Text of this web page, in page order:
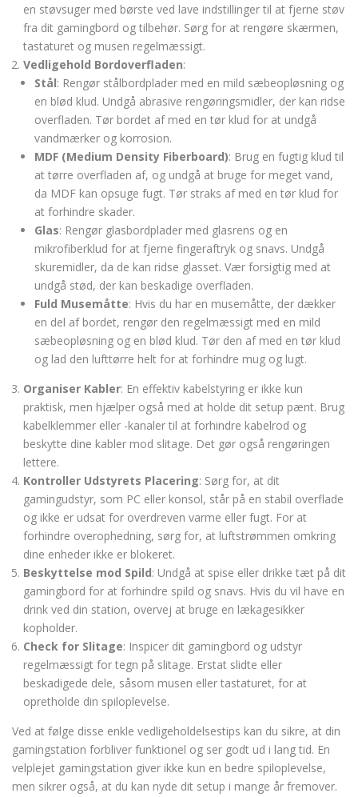
en støvsuger med børste ved lave indstillinger til at fjerne støv
fra dit gamingbord og tilbehør. Sørg for at rengøre skærmen,
tastaturet og musen regelmæssigt.
Vedligehold Bordoverfladen:
Stål: Rengør stålbordplader med en mild sæbeopløsning og
en blød klud. Undgå abrasive rengøringsmidler, der kan ridse
overfladen. Tør bordet af med en tør klud for at undgå
vandmærker og korrosion.
MDF (Medium Density Fiberboard): Brug en fugtig klud til
at tørre overfladen af, og undgå at bruge for meget vand,
da MDF kan opsuge fugt. Tør straks af med en tør klud for
at forhindre skader.
Glas: Rengør glasbordplader med glasrens og en
mikrofiberklud for at fjerne fingeraftryk og snavs. Undgå
skuremidler, da de kan ridse glasset. Vær forsigtig med at
undgå stød, der kan beskadige overfladen.
Fuld Musemåtte: Hvis du har en musemåtte, der dækker
en del af bordet, rengør den regelmæssigt med en mild
sæbeopløsning og en blød klud. Tør den af med en tør klud
og lad den lufttørre helt for at forhindre mug og lugt.
Organiser Kabler: En effektiv kabelstyring er ikke kun
praktisk, men hjælper også med at holde dit setup pænt. Brug
kabelklemmer eller -kanaler til at forhindre kabelrod og
beskytte dine kabler mod slitage. Det gør også rengøringen
lettere.
Kontroller Udstyrets Placering: Sørg for, at dit
gamingudstyr, som PC eller konsol, står på en stabil overflade
og ikke er udsat for overdreven varme eller fugt. For at
forhindre overophedning, sørg for, at luftstrømmen omkring
dine enheder ikke er blokeret.
Beskyttelse mod Spild: Undgå at spise eller drikke tæt på dit
gamingbord for at forhindre spild og snavs. Hvis du vil have en
drink ved din station, overvej at bruge en lækagesikker
kopholder.
Check for Slitage: Inspicer dit gamingbord og udstyr
regelmæssigt for tegn på slitage. Erstat slidte eller
beskadigede dele, såsom musen eller tastaturet, for at
opretholde din spiloplevelse.
Ved at følge disse enkle vedligeholdelsestips kan du sikre, at din
gamingstation forbliver funktionel og ser godt ud i lang tid. En
velplejet gamingstation giver ikke kun en bedre spiloplevelse,
men sikrer også, at du kan nyde dit setup i mange år fremover.